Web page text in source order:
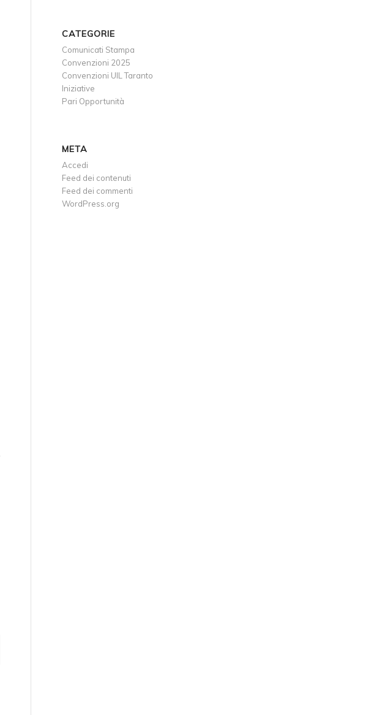
CATEGORIE
Comunicati Stampa
Convenzioni 2025
Convenzioni UIL Taranto
Iniziative
Pari Opportunità
META
Accedi
Feed dei contenuti
Feed dei commenti
WordPress.org